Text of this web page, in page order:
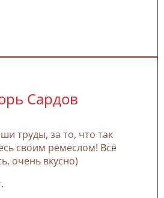
Сардов
труды, за то, что так
своим ремеслом! Всё
очень вкусно)